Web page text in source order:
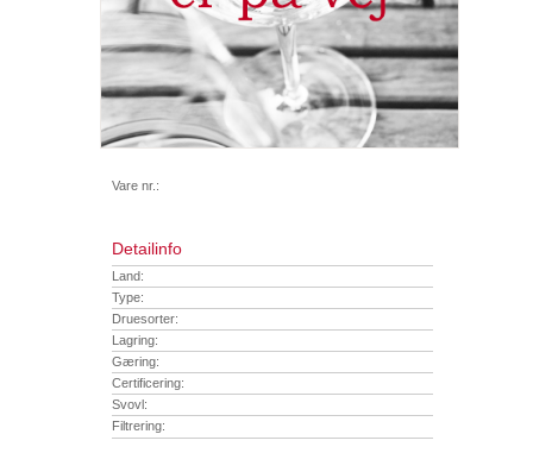
Vare nr.:
Detailinfo
Land:
Type:
Druesorter:
Lagring:
Gæring:
Certificering:
Svovl:
Filtrering: